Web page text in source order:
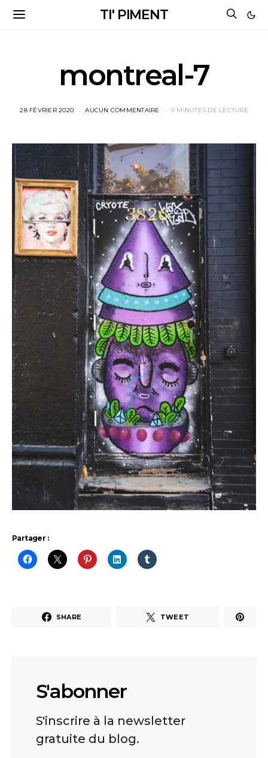
TI' PIMENT
montreal-7
28 FÉVRIER 2020 AUCUN COMMENTAIRE 0 MINUTES DE LECTURE
Partager :
SHARE TWEET
S'abonner
S'inscrire à la newsletter
gratuite du blog.